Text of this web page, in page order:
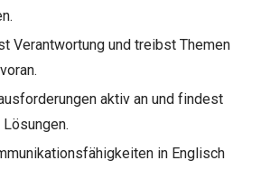
Verantwortung und treibst Themen
aktiv an und findest
in Englisch